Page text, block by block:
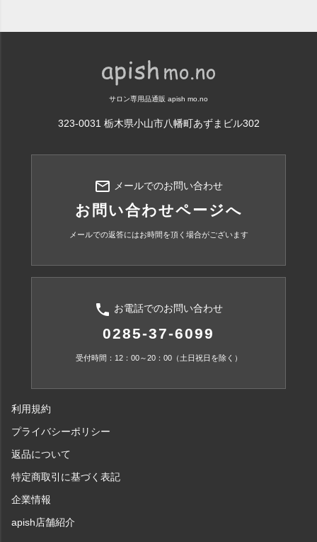
サロン専用品通販 apish mo.no
323-0031 栃木県小山市八幡町あずまビル302
mail_outline メールでのお問い合わせ
お問い合わせページへ
メールでの返答にはお時間を頂く場合がございます
phone お電話でのお問い合わせ
0285-37-6099
受付時間：12：00～20：00（土日祝日を除く）
利用規約
プライバシーポリシー
返品について
特定商取引に基づく表記
企業情報
apish店舗紹介